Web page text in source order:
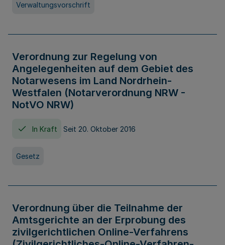
Verwaltungsvorschrift
Verordnung zur Regelung von
Angelegenheiten auf dem Gebiet des
Notarwesens im Land Nordrhein-
Westfalen (Notarverordnung NRW -
NotVO NRW)
In Kraft Seit 20. Oktober 2016
Gesetz
Verordnung über die Teilnahme der
Amtsgerichte an der Erprobung des
zivilgerichtlichen Online-Verfahrens